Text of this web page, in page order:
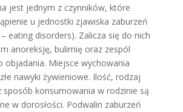
jest jednym z czynników, które
u jednostki zjawiska zaburzeń
eating disorders). Zalicza się do nich
anoreksję, bulimię oraz zespól
objadania. Miejsce wychowania
nawyki żywieniowe. Ilość, rodzaj
konsumowania w rodzinie są
w dorosłości. Podwalin zaburzeń